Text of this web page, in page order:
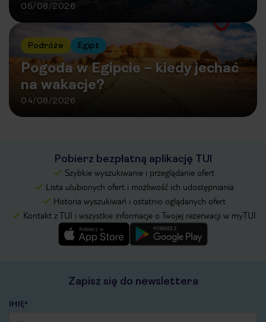
05/08/2026
Podróże Egipt
Pogoda w Egipcie – kiedy jechać
na wakacje?
04/08/2026
Pobierz bezpłatną aplikację TUI
Szybkie wyszukiwanie i przeglądanie ofert
Lista ulubionych ofert i możliwość ich udostępniania
Historia wyszukiwań i ostatnio oglądanych ofert
Kontakt z TUI i wszystkie informacje o Twojej rezerwacji w myTUI
Zapisz się do newslettera
IMIĘ*